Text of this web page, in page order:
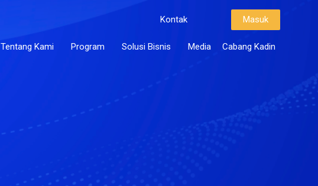
Kontak Masuk
Tentang Kami Program Solusi Bisnis Media Cabang Kadin